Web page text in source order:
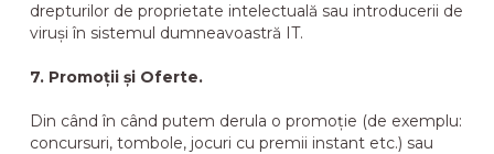
drepturilor de proprietate intelectuală sau introducerii de
viruși în sistemul dumneavoastră IT.
7. Promoții și Oferte.
Din când în când putem derula o promoție (de exemplu:
concursuri, tombole, jocuri cu premii instant etc.) sau